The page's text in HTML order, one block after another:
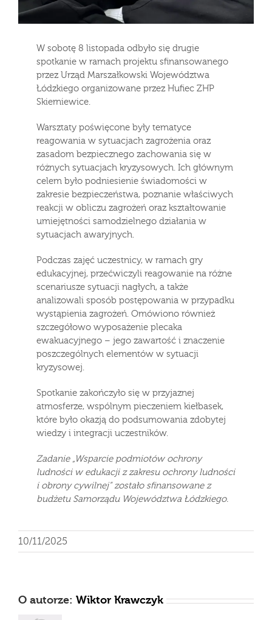
W sobotę 8 listopada odbyło się drugie
spotkanie w ramach projektu sfinansowanego
przez Urząd Marszałkowski Województwa
Łódzkiego organizowane przez Hufiec ZHP
Skierniewice.
Warsztaty poświęcone były tematyce
reagowania w sytuacjach zagrożenia oraz
zasadom bezpiecznego zachowania się w
różnych sytuacjach kryzysowych. Ich głównym
celem było podniesienie świadomości w
zakresie bezpieczeństwa, poznanie właściwych
reakcji w obliczu zagrożeń oraz kształtowanie
umiejętności samodzielnego działania w
sytuacjach awaryjnych.
Podczas zajęć uczestnicy, w ramach gry
edukacyjnej, przećwiczyli reagowanie na różne
scenariusze sytuacji nagłych, a także
analizowali sposób postępowania w przypadku
wystąpienia zagrożeń. Omówiono również
szczegółowo wyposażenie plecaka
ewakuacyjnego – jego zawartość i znaczenie
poszczególnych elementów w sytuacji
kryzysowej.
Spotkanie zakończyło się w przyjaznej
atmosferze, wspólnym pieczeniem kiełbasek,
które było okazją do podsumowania zdobytej
wiedzy i integracji uczestników.
Zadanie „Wsparcie podmiotów ochrony
ludności w edukacji z zakresu ochrony ludności
i obrony cywilnej” zostało sfinansowane z
budżetu Samorządu Województwa Łódzkiego.
10/11/2025
O autorze: Wiktor Krawczyk